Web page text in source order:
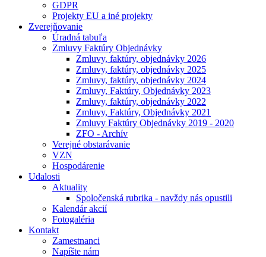
GDPR
Projekty EU a iné projekty
Zverejňovanie
Úradná tabuľa
Zmluvy Faktúry Objednávky
Zmluvy, faktúry, objednávky 2026
Zmluvy, faktúry, objednávky 2025
Zmluvy, faktúry, objednávky 2024
Zmluvy, Faktúry, Objednávky 2023
Zmluvy, faktúry, objednávky 2022
Zmluvy, Faktúry, Objednávky 2021
Zmluvy Faktúry Objednávky 2019 - 2020
ZFO - Archív
Verejné obstarávanie
VZN
Hospodárenie
Udalosti
Aktuality
Spoločenská rubrika - navždy nás opustili
Kalendár akcií
Fotogaléria
Kontakt
Zamestnanci
Napíšte nám